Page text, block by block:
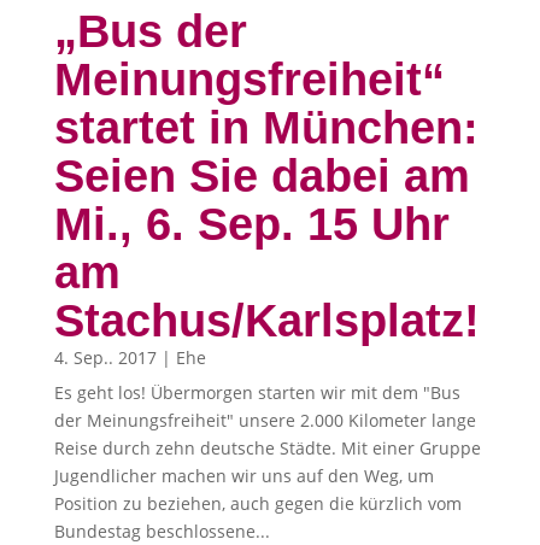
„Bus der
Meinungsfreiheit“
startet in München:
Seien Sie dabei am
Mi., 6. Sep. 15 Uhr
am
Stachus/Karlsplatz!
4. Sep.. 2017| Ehe
Es geht los! Übermorgen starten wir mit dem "Bus
der Meinungsfreiheit" unsere 2.000 Kilometer lange
Reise durch zehn deutsche Städte. Mit einer Gruppe
Jugendlicher machen wir uns auf den Weg, um
Position zu beziehen, auch gegen die kürzlich vom
Bundestag beschlossene...